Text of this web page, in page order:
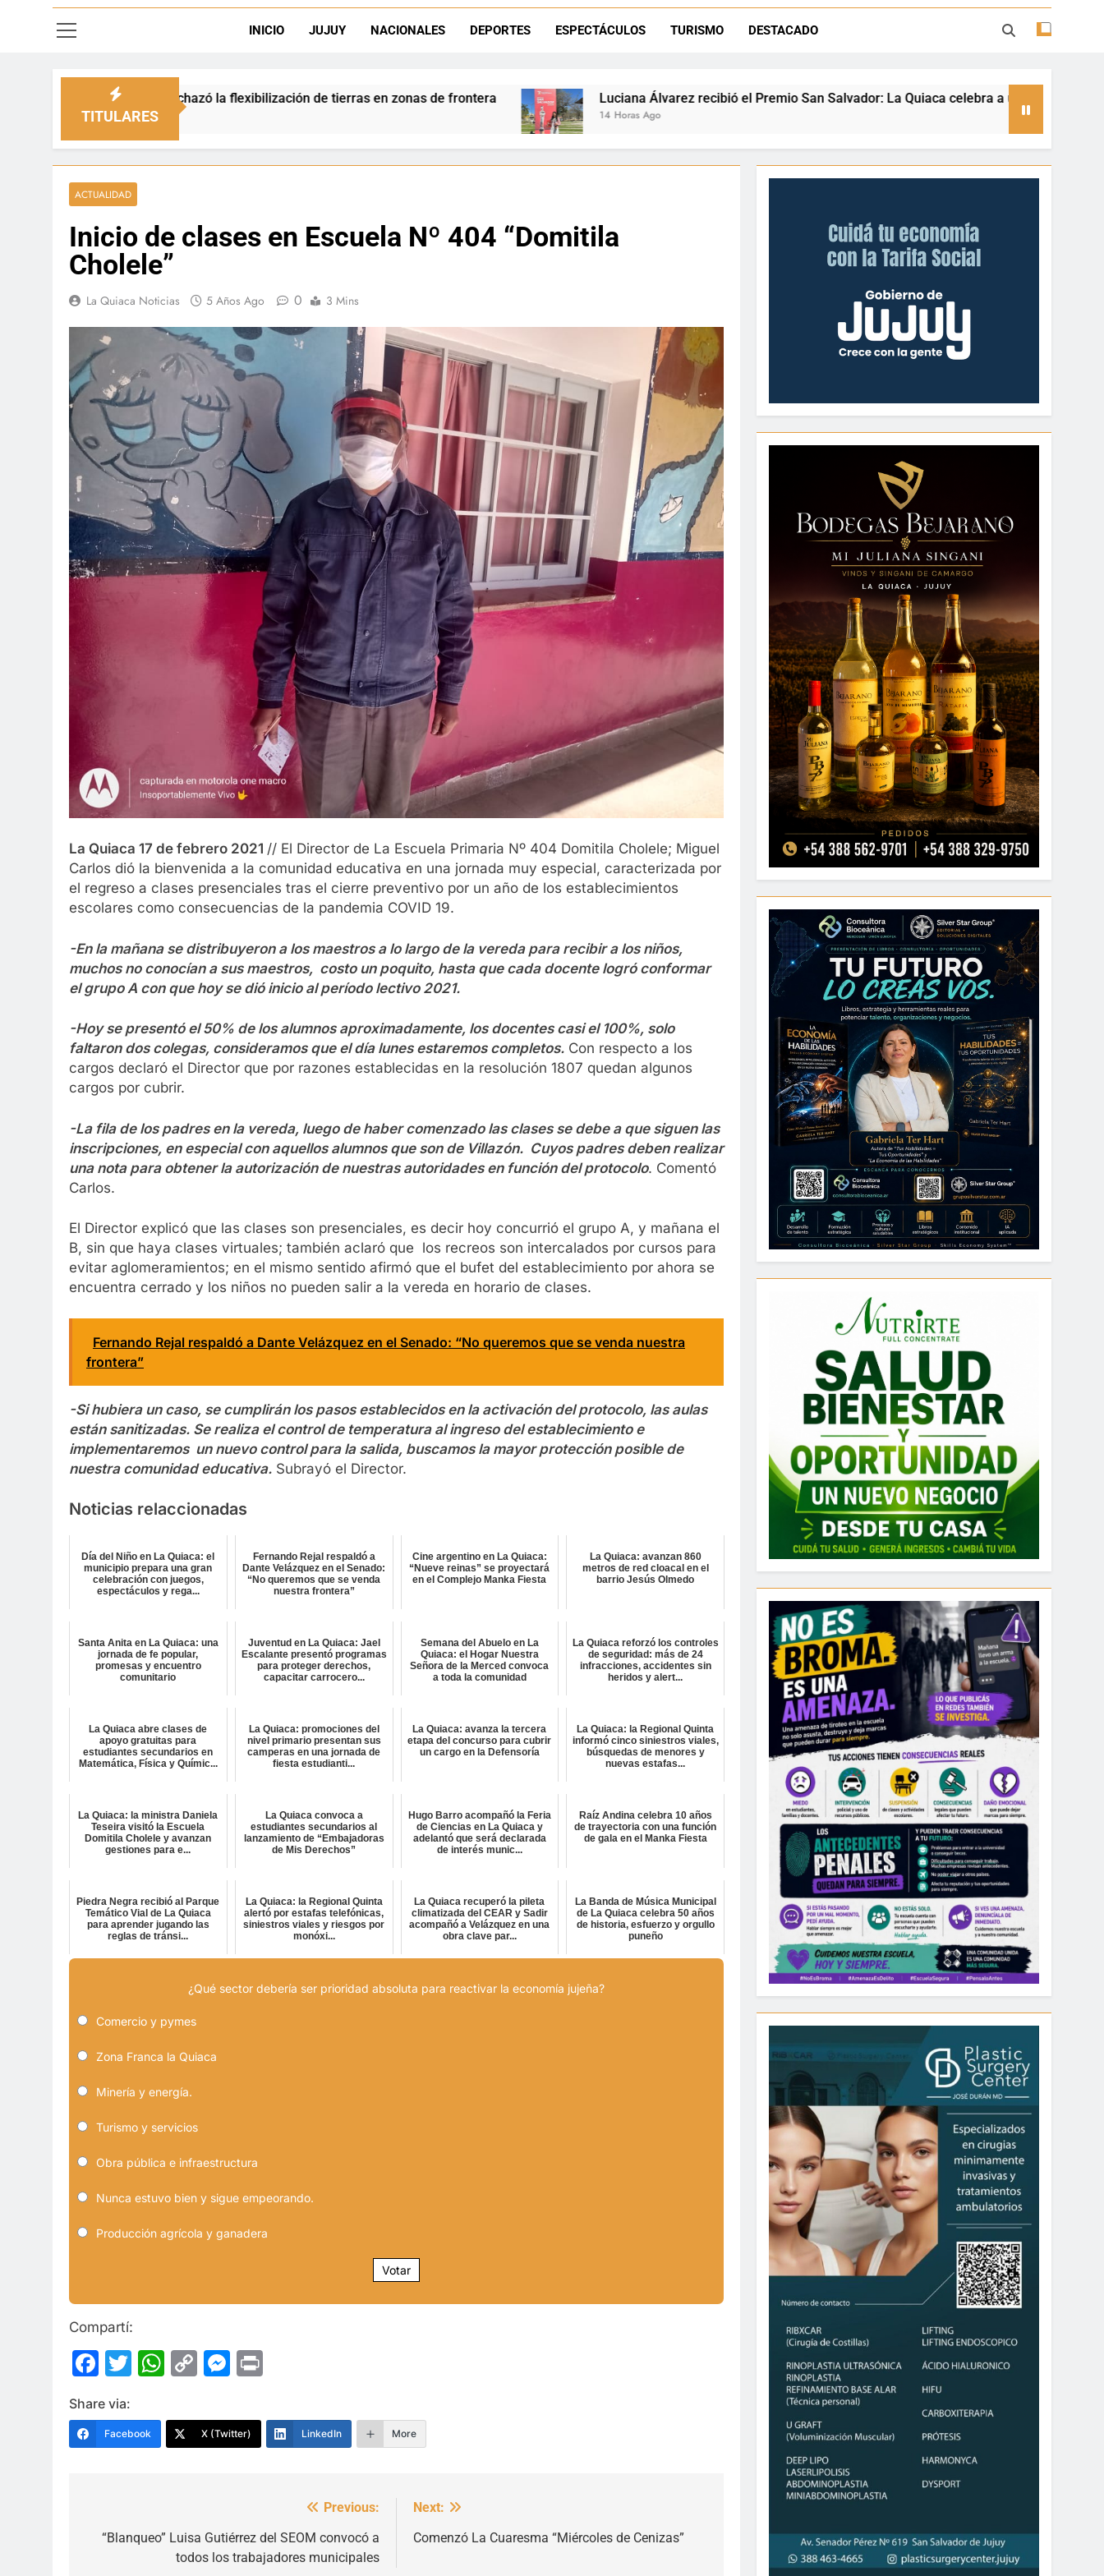
Día del Niño en La Quiaca: el municipio prepara una gran celebración con juegos, espectáculos y regalos
INICIO JUJUY NACIONALES DEPORTES ESPECTÁCULOS TURISMO DESTACADO
TITULARES
la flexibilización de tierras en zonas de frontera Luciana Álvarez recibió el Premio San Salvador: La Quiaca celebra a una referente nacional del taekwondo
ACTUALIDAD
Inicio de clases en Escuela Nº 404 “Domitila
Cholele”
La Quiaca Noticias 5 Años Ago 0 3 Mins
La Quiaca 17 de febrero 2021 // El Director de La Escuela Primaria Nº 404 Domitila Cholele; Miguel
Carlos dió la bienvenida a la comunidad educativa en una jornada muy especial, caracterizada por
el regreso a clases presenciales tras el cierre preventivo por un año de los establecimientos
escolares como consecuencias de la pandemia COVID 19.
-En la mañana se distribuyeron a los maestros a lo largo de la vereda para recibir a los niños,
muchos no conocían a sus maestros, costo un poquito, hasta que cada docente logró conformar
el grupo A con que hoy se dió inicio al período lectivo 2021.
-Hoy se presentó el 50% de los alumnos aproximadamente, los docentes casi el 100%, solo
faltaron dos colegas, consideramos que el día lunes estaremos completos. Con respecto a los
cargos declaró el Director que por razones establecidas en la resolución 1807 quedan algunos
cargos por cubrir.
-La fila de los padres en la vereda, luego de haber comenzado las clases se debe a que siguen las
inscripciones, en especial con aquellos alumnos que son de Villazón. Cuyos padres deben realizar
una nota para obtener la autorización de nuestras autoridades en función del protocolo. Comentó
Carlos.
El Director explicó que las clases son presenciales, es decir hoy concurrió el grupo A, y mañana el
B, sin que haya clases virtuales; también aclaró que los recreos son intercalados por cursos para
evitar aglomeramientos; en el mismo sentido afirmó que el bufet del establecimiento por ahora se
encuentra cerrado y los niños no pueden salir a la vereda en horario de clases.
Fernando Rejal respaldó a Dante Velázquez en el Senado: “No queremos que se venda nuestra
frontera”
-Si hubiera un caso, se cumplirán los pasos establecidos en la activación del protocolo, las aulas
están sanitizadas. Se realiza el control de temperatura al ingreso del establecimiento e
implementaremos un nuevo control para la salida, buscamos la mayor protección posible de
nuestra comunidad educativa. Subrayó el Director.
Noticias relaccionadas
Día del Niño en La Quiaca: el
municipio prepara una gran
celebración con juegos,
espectáculos y rega...
Fernando Rejal respaldó a
Dante Velázquez en el Senado:
“No queremos que se venda
nuestra frontera”
Cine argentino en La Quiaca:
“Nueve reinas” se proyectará
en el Complejo Manka Fiesta
La Quiaca: avanzan 860
metros de red cloacal en el
barrio Jesús Olmedo
Santa Anita en La Quiaca: una
jornada de fe popular,
promesas y encuentro
comunitario
Juventud en La Quiaca: Jael
Escalante presentó programas
para proteger derechos,
capacitar carrocero...
Semana del Abuelo en La
Quiaca: el Hogar Nuestra
Señora de la Merced convoca
a toda la comunidad
La Quiaca reforzó los controles
de seguridad: más de 24
infracciones, accidentes sin
heridos y alert...
La Quiaca abre clases de
apoyo gratuitas para
estudiantes secundarios en
Matemática, Física y Químic...
La Quiaca: promociones del
nivel primario presentan sus
camperas en una jornada de
fiesta estudianti...
La Quiaca: avanza la tercera
etapa del concurso para cubrir
un cargo en la Defensoría
La Quiaca: la Regional Quinta
informó cinco siniestros viales,
búsquedas de menores y
nuevas estafas...
La Quiaca: la ministra Daniela
Teseira visitó la Escuela
Domitila Cholele y avanzan
gestiones para e...
La Quiaca convoca a
estudiantes secundarios al
lanzamiento de “Embajadoras
de Mis Derechos”
Hugo Barro acompañó la Feria
de Ciencias en La Quiaca y
adelantó que será declarada
de interés munic...
Raíz Andina celebra 10 años
de trayectoria con una función
de gala en el Manka Fiesta
Piedra Negra recibió al Parque
Temático Vial de La Quiaca
para aprender jugando las
reglas de tránsi...
La Quiaca: la Regional Quinta
alertó por estafas telefónicas,
siniestros viales y riesgos por
monóxi...
La Quiaca recuperó la pileta
climatizada del CEAR y Sadir
acompañó a Velázquez en una
obra clave par...
La Banda de Música Municipal
de La Quiaca celebra 50 años
de historia, esfuerzo y orgullo
puneño
¿Qué sector debería ser prioridad absoluta para reactivar la economía jujeña?
Comercio y pymes
Zona Franca la Quiaca
Minería y energía.
Turismo y servicios
Obra pública e infraestructura
Nunca estuvo bien y sigue empeorando.
Producción agrícola y ganadera
Votar
Compartí:
Facebook
Twitter
WhatsApp
CopyMessenger
Share via:
Facebook X (Twitter) LinkedIn More
de
Previous:
“Blanqueo” Luisa Gutiérrez del SEOM convocó a
todos los trabajadores municipales
Next:
Comenzó La Cuaresma “Miércoles de Cenizas”